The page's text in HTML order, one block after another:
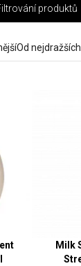
produktů
Od nejdražších
Milk